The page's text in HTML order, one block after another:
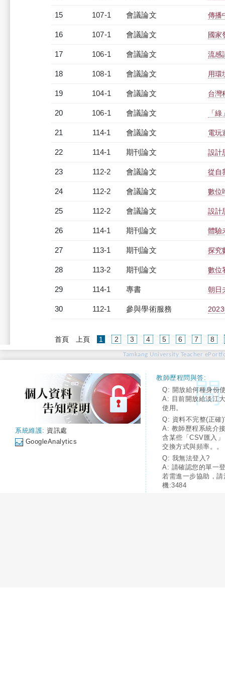
15 107-1 會議論文 傳播
16 107-1 會議論文 國家
17 106-1 會議論文 流感
18 108-1 會議論文 用環
19 104-1 會議論文 台灣
20 106-1 會議論文 「
21 114-1 會議論文 電玩
22 114-1 期刊論文 設計
23 112-2 會議論文 從自
24 112-2 會議論文 數位
25 112-2 會議論文 設計
26 114-1 期刊論文 體驗
27 113-1 期刊論文 探究
28 113-2 期刊論文 數位
29 114-1 專書 朝日
30 112-1 參與學術服務
首頁 上頁 1 (current)
2 3 4 5 6 7 8
Tamkang University Teacher
系統維護: 資訊處
GoogleAnalytics
教師歷程問與答:
Q: 開放給何種身份
A: 目前開放給淡江
使用。
Q: 資料不完整(正確
A: 教師歷程系統介
含某些「CSV匯入
交換方式與頻率。。
Q: 我無法登入?
A: 請確認您的單一
若需進一步協助，
機:3484